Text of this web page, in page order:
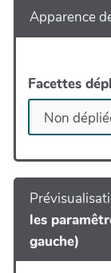
Apparence
Facettes
les
gauche)